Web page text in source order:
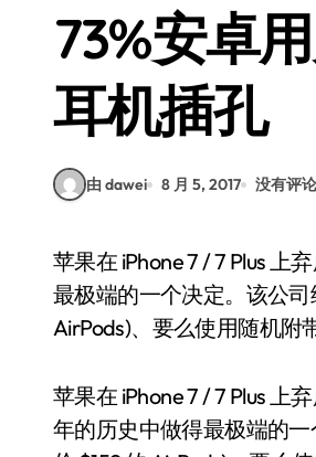
73%安卓
耳机插孔
由 dawei 8 月 5, 2017 没有评论
苹果在 iPhone 7 / 7 Plus 上弃用 3.5mm 耳机插孔已近一年，这或许是该公司在 41 年的历史中做得
最极端的一个决定。该公
AirPods)、要么使用随机附
苹果在 iPhone 7 / 7 Plus 上
年的历史中做得最极端的